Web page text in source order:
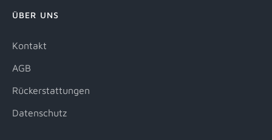
ÜBER UNS
Kontakt
AGB
Rückerstattungen
Datenschutz